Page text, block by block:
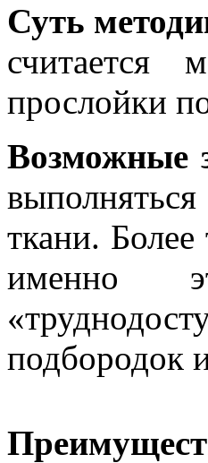
Суть
считается
прослойки
Возможные
ткани.
именно
подбородок